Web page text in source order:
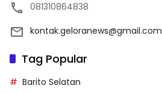
081310864838
kontak.geloranews@gmail.com
Tag Popular
Barito Selatan